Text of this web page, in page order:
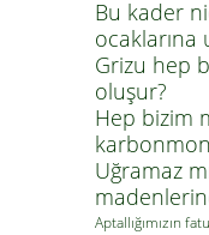
Bu kader
ocaklarına
Grizu hep
oluşur?
Hep bizim
Uğramaz
Aptallığımızın